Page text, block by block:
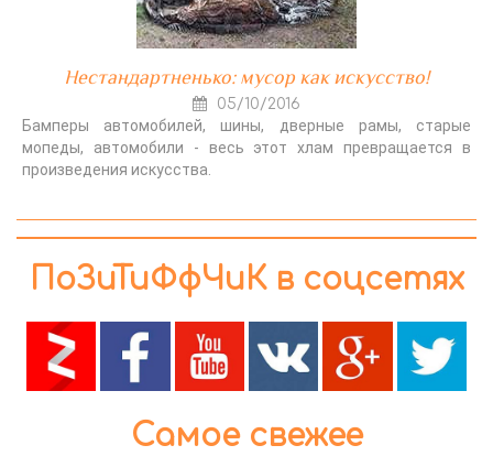
Нестандартненько: мусор как искусство!
05/10/2016
Бамперы автомобилей, шины, дверные рамы, старые
мопеды, автомобили - весь этот хлам превращается в
произведения искусства.
ПоЗиТиФфЧиК в соцсетях
Самое свежее